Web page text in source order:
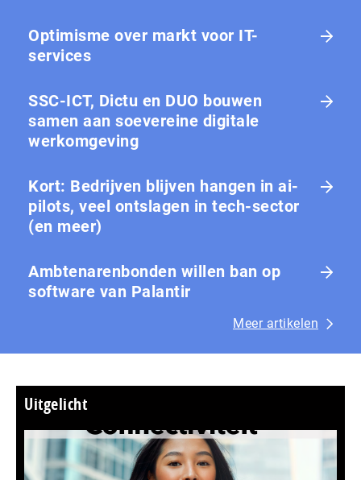
Optimisme over markt voor IT-
services
SSC-ICT, Dictu en DUO bouwen
samen aan soevereine digitale
werkomgeving
Kort: Bedrijven blijven hangen in ai-
pilots, veel ontslagen in tech-sector
(en meer)
Ambtenarenbonden willen ban op
software van Palantir
Meer artikelen
Uitgelicht